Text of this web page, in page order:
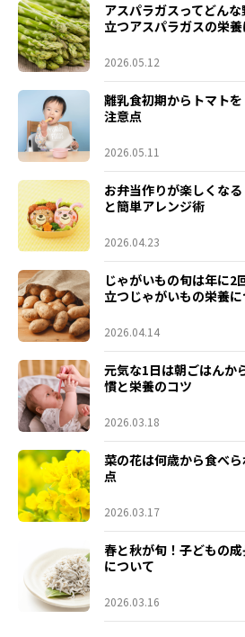
アスパラガスってどん
立つアスパラガスの栄
2026.05.12
離乳食初期からトマト
注意点
2026.05.11
お弁当作りが楽しくな
と簡単アレンジ術
2026.04.23
じゃがいもの旬は年に2
立つじゃがいもの栄養
2026.04.14
元気な1日は朝ごはんか
慣と栄養のコツ
2026.03.18
菜の花は何歳から食べ
点
2026.03.17
春と秋が旬！子どもの
について
2026.03.16